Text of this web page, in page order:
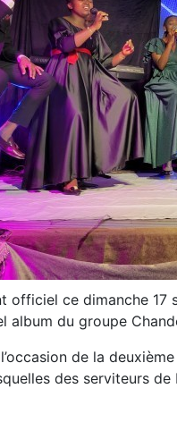
officiel ce dimanche 17
album du groupe
l’occasion de la
des serviteurs